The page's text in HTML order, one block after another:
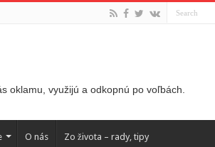
oklamu, využijú a odkopnú po voľbách.
O nás Zo života – rady, tipy